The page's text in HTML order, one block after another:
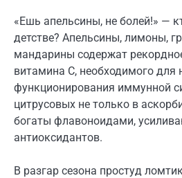
«Ешь апельсины, не болей!» —
детстве? Апельсины, лимоны,
мандарины содержат
витамина C, необходимого для
функционирования иммунной
цитрусовых не только в
богаты флавоноидами,
антиоксидантов.
В разгар сезона простуд